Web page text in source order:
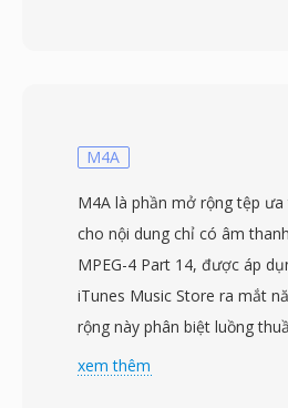
của Mac OS cổ điển cho siêu
kênh — trong khi dữ liệu âm
data fork. Thiết kế này hoạt
hệ sinh thái Mac nhưng gây
Unix. Ưu điểm chính là SD2
trong một tệp duy nhất và
M4A
M4A là phần mở rộng tệp ưa
cho nội dung chỉ có âm
MPEG-4 Part 14, được áp
iTunes Music Store ra mắt
rộng này phân biệt luồng
tệp MP4 có video, báo hiệu
xem thêm